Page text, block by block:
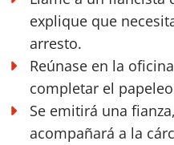
explique que
arresto.
Reúnase en la
completar el
Se emitirá una
acompañará a la